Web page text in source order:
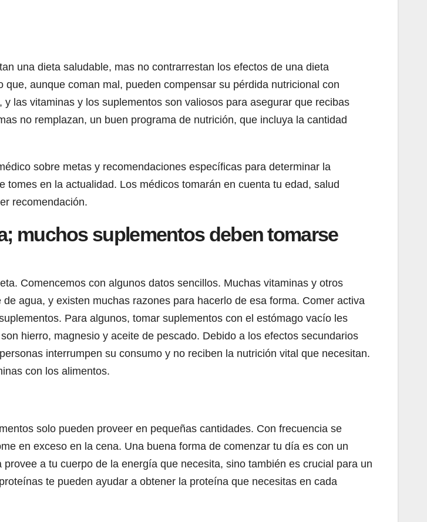
una dieta saludable, mas no contrarrestan los efectos de una dieta
aunque coman mal, pueden compensar su pérdida nutricional con
las vitaminas y los suplementos son valiosos para asegurar que recibas
no remplazan, un buen programa de nutrición, que incluya la cantidad
sobre metas y recomendaciones específicas para determinar la
en la actualidad. Los médicos tomarán en cuenta tu edad, salud
recomendación.
muchos suplementos deben tomarse
Comencemos con algunos datos sencillos. Muchas vitaminas y otros
agua, y existen muchas razones para hacerlo de esa forma. Comer activa
Para algunos, tomar suplementos con el estómago vacío les
hierro, magnesio y aceite de pescado. Debido a los efectos secundarios
interrumpen su consumo y no reciben la nutrición vital que necesitan.
con los alimentos.
solo pueden proveer en pequeñas cantidades. Con frecuencia se
en exceso en la cena. Una buena forma de comenzar tu día es con un
a tu cuerpo de la energía que necesita, sino también es crucial para un
te pueden ayudar a obtener la proteína que necesitas en cada